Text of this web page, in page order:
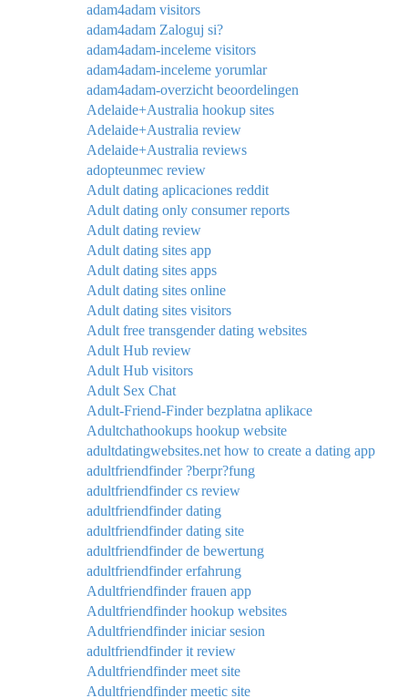
adam4adam visitors
adam4adam Zaloguj si?
adam4adam-inceleme visitors
adam4adam-inceleme yorumlar
adam4adam-overzicht beoordelingen
Adelaide+Australia hookup sites
Adelaide+Australia review
Adelaide+Australia reviews
adopteunmec review
Adult dating aplicaciones reddit
Adult dating only consumer reports
Adult dating review
Adult dating sites app
Adult dating sites apps
Adult dating sites online
Adult dating sites visitors
Adult free transgender dating websites
Adult Hub review
Adult Hub visitors
Adult Sex Chat
Adult-Friend-Finder bezplatna aplikace
Adultchathookups hookup website
adultdatingwebsites.net how to create a dating app
adultfriendfinder ?berpr?fung
adultfriendfinder cs review
adultfriendfinder dating
adultfriendfinder dating site
adultfriendfinder de bewertung
adultfriendfinder erfahrung
Adultfriendfinder frauen app
Adultfriendfinder hookup websites
Adultfriendfinder iniciar sesion
adultfriendfinder it review
Adultfriendfinder meet site
Adultfriendfinder meetic site